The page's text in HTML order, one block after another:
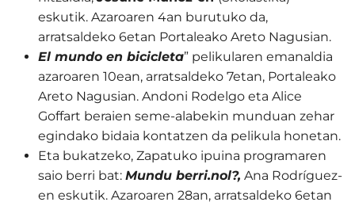
eskutik. Azaroaren 4an burutuko da,
arratsaldeko 6etan Portaleako Areto Nagusian.
El mundo en bicicleta” pelikularen emanaldia
azaroaren 10ean, arratsaldeko 7etan, Portaleako
Areto Nagusian. Andoni Rodelgo eta Alice
Goffart beraien seme-alabekin munduan zehar
egindako bidaia kontatzen da pelikula honetan.
Eta bukatzeko, Zapatuko ipuina programaren
saio berri bat: Mundu berri.nol?, Ana Rodríguez-
en eskutik. Azaroaren 28an, arratsaldeko 6etan